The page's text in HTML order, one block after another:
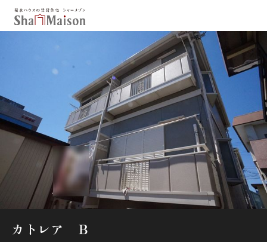
お気に入り
最近見た物件
北海道 東北
中部
関西
中国・四国
九州
市区郡・路線・駅から探す
通勤・通学時間から探す
地図から探す
カトレア Ｂ